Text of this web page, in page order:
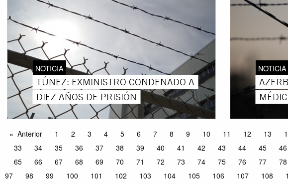
NOTICIA
TÚNEZ: EXMINISTRO CONDENADO A
DIEZ AÑOS DE PRISIÓN
NOTICIA
Anterior 1 2 3 4 5 6 7 8 9 10 11 12 13
33
34 35 36 37 38 39 40 41 42 43 44 45 46
65
66 67 68 69 70 71 72 73 74 75 76 77 78
97
98 99 100 101 102 103 104 105 106 107 108